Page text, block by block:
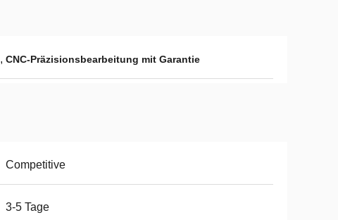
, CNC-Präzisionsbearbeitung mit Garantie
Competitive
3-5 Tage